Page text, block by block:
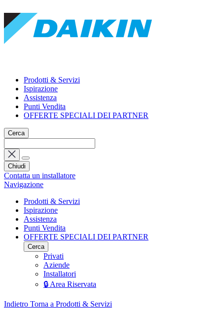
Prodotti & Servizi
Ispirazione
Assistenza
Punti Vendita
OFFERTE SPECIALI DEI PARTNER
Cerca
Chiudi
Contatta un installatore
Navigazione
Prodotti & Servizi
Ispirazione
Assistenza
Punti Vendita
OFFERTE SPECIALI DEI PARTNER
Cerca
Privati
Aziende
Installatori
🔒 Area Riservata
Indietro Torna a Prodotti & Servizi